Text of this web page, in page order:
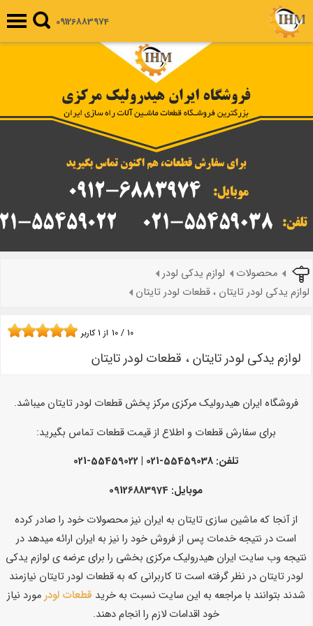
09126883974
محصولات
لوازم یدکی لودر
لوازم یدکی لودر تایتان ، قطعات لودر تایتان
لوازم یدکی لودر تایتان ، قطعات لودر تایتان
10 / 10 از 1کاربر
فروشگاه ایران هیدرولیک مرکزی مرکز پخش قطعات لودر تایتان میباشد.
برای سفارش قطعات و اطلاع از قیمت قطعات تماس بگیرید:
تلفن: 55459038-021 | 55459022-021
موبایل: 09126883974
از آنجا که ماشین سازی تایتان به ایران نیز محصولات خود را صادر کرده
است در نتیجه خدمات پس از فروش خود را نیز به ایران ارائه میدهد در
نتیجه وب سایت ایران هیدرولیک مرکزی بخشی را برای عرضه ی لوازم یدکی
لودر تایتان در نظر گرفته است تا کاربرانی که به قطعات لودر تایتان نیازمند
شدند بتوانند با مراجعه به این سایت نسبت به خرید قطعات لودرمورد نیاز
خود اقدامات لازم را انجام دهند.